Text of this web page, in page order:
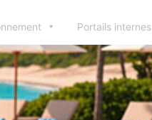
Portails internes